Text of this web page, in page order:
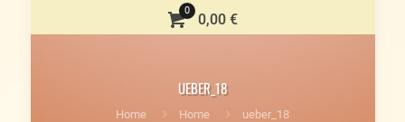
0
0,00 €
UEBER_18
Home Home ueber_18